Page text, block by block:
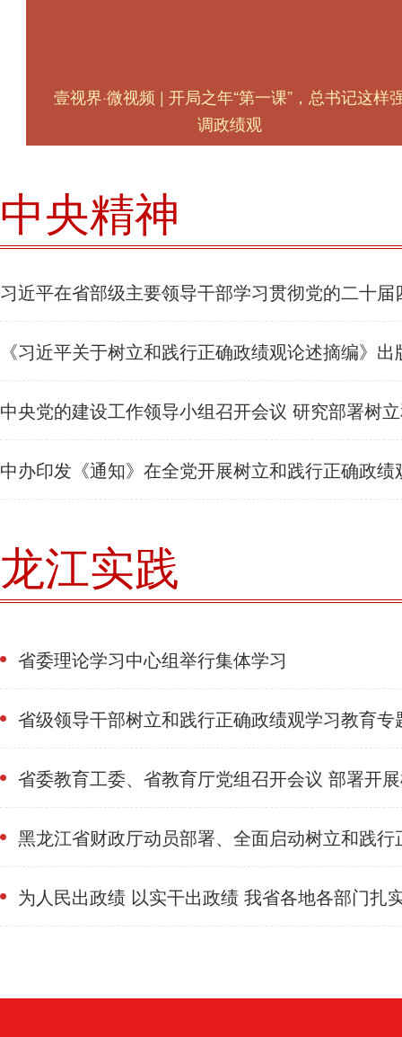
壹视界·微视频 | 开局之年“第一课”，总书记这样
调政绩观
中央精神
习近平在省部级主要领导干部学习贯彻党的二十
题研讨班开班式上发表重要讲话强调 深入学习贯彻党的二十届四
中全会精神 努力实现“十五五”良好开局
《习近平关于树立和践行正确政绩观论述摘编》出
中央党的建设工作领导小组召开会议 研究部署树
绩观学习教育工作
中办印发《通知》在全党开展树立和践行正确政绩
龙江实践
省委理论学习中心组举行集体学习
省级领导干部树立和践行正确政绩观学习教育专
省委教育工委、省教育厅党组召开会议 部署开展树立和践行正
确政绩观学习教育
黑龙江省财政厅动员部署、全面启动树立和践
教育为人民出政绩 以实干出政绩 我省各地各部门扎